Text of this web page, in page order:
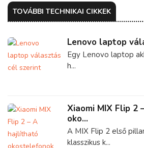
TOVÁBBI TECHNIKAI CIKKEK
Lenovo laptop
Egy Lenovo laptop
h...
Xiaomi MIX Flip
oko...
A MIX Flip 2 első
klasszikus k...